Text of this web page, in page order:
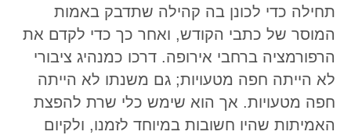
תחילה כדי לכונן בה קהילה שתדבק באמות
המוסר של כתבי הקודש, ואחר כך כדי לקדם את
הרפורמציה ברחבי אירופה. דרכו כמנהיג ציבורי
לא הייתה חפה מטעויות; גם משנתו לא הייתה
חפה מטעויות. אך הוא שימש כלי שרת להפצת
האמיתות שהיו חשובות במיוחד לזמנו, ולקיום